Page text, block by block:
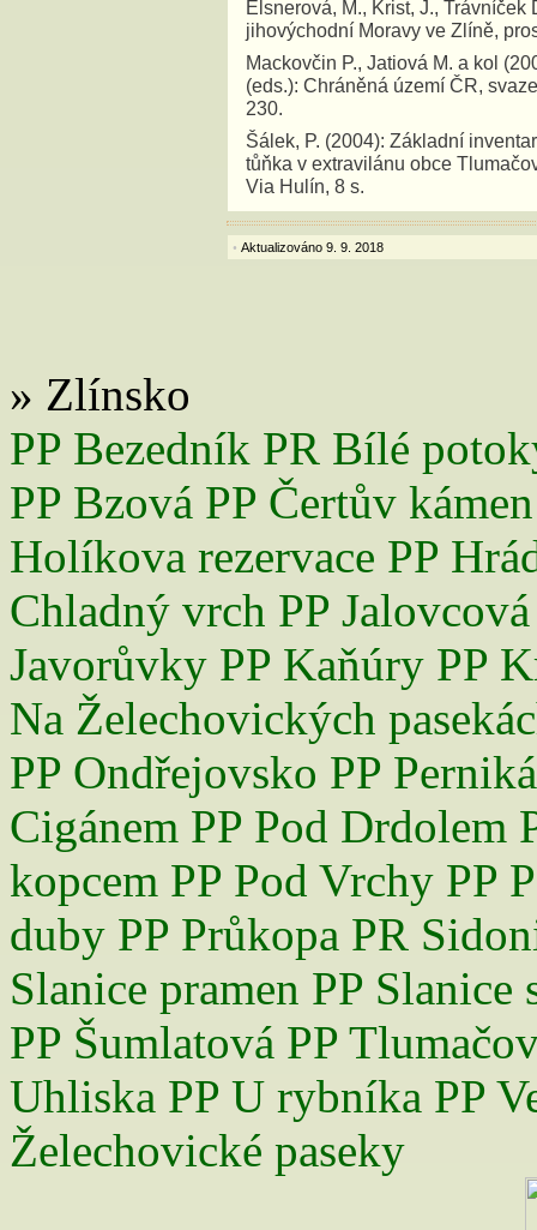
Elsnerová, M., Krist, J.,
jihovýchodní Moravy ve Zlíně,
Mackovčin P., Jatiová M. a kol
(eds.): Chráněná území ČR,
230.
Šálek, P. (2004): Základní
tůňka v extravilánu obce
Via Hulín, 8 s.
• Aktualizováno 9. 9. 2018
» Zlínsko
PP Bezedník PR Bílé
PP Bzová PP Čertův kámen
Holíkova rezervace PP
Chladný vrch PP
Javorůvky PP Kaňúry PP
Na Želechovických
PP Ondřejovsko PP
Cigánem PP Pod Drdolem
kopcem PP Pod Vrchy PP
duby PP Průkopa PR
Slanice pramen PP Slanice
PP Šumlatová PP
Uhliska PP U rybníka PP
Želechovické paseky